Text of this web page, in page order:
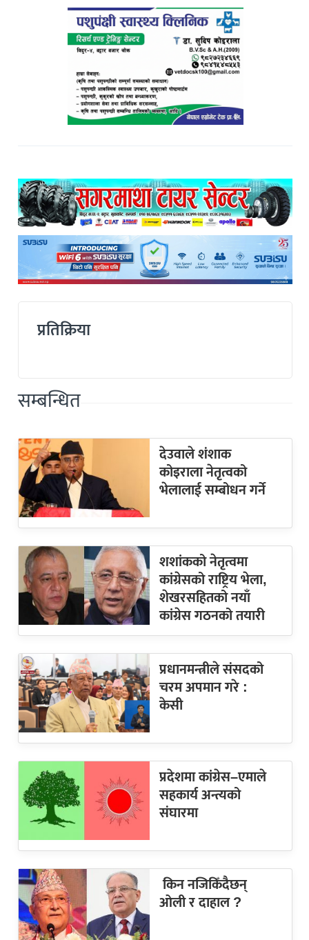
प्रतिक्रिया
सम्बन्धित
देउवाले शंशाक
कोइराला नेतृत्वको
भेलालाई सम्बोधन गर्ने
शशांकको नेतृत्वमा
कांग्रेसको राष्ट्रिय भेला,
शेखरसहितको नयाँ
कांग्रेस गठनको तयारी
प्रधानमन्त्रीले संसदको
चरम अपमान गरे :
केसी
प्रदेशमा कांग्रेस–एमाले
सहकार्य अन्त्यको
संघारमा
किन नजिकिँदैछन्
ओली र दाहाल ?